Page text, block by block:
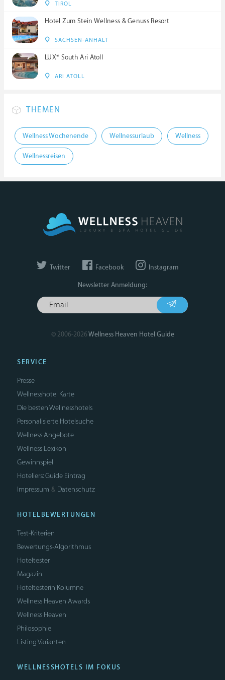
TIROL
Hotel Zum Stein Wellness & Genuss Resort
SACHSEN-ANHALT
LUX* South Ari Atoll
ARI ATOLL
THEMEN
Wellness Wochenende Wellnessurlaub Wellness
Wellnessreisen
Twitter Facebook Instagram
Newsletter Anmeldung:
© 2006-2026Wellness Heaven Hotel Guide
SERVICE
Presse
Wellnesshotel Karte
Die besten Wellnesshotels
Personalisierte Hotelsuche
Wellness Angebote
Wellness Lexikon
Gewinnspiel
Hoteliers: Guide Eintrag
Impressum & Datenschutz
HOTELBEWERTUNGEN
Test-Kriterien
Bewertungs-Algorithmus
Hoteltester
Magazin
Hoteltesterin Kolumne
Wellness Heaven Awards
Wellness Heaven
Philosophie
Listing Varianten
WELLNESSHOTELS IM FOKUS